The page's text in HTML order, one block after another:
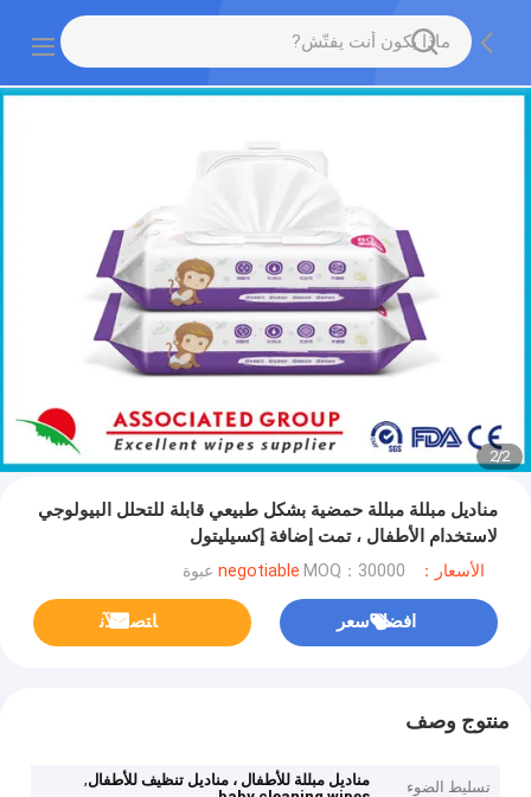
1
/
2
مناديل مبللة مبللة حمضية بشكل طبيعي قابلة للتحلل البيولوجي
لاستخدام الأطفال ، تمت إضافة إكسيليتول
الأسعار：negotiable MOQ：30000 عبوة
افضل سعر ﺎﺘﺼﻟ ﺍﻶﻧ
منتوج وصف
تسليط الضوء مناديل مبللة للأطفال ، مناديل تنظيف للأطفال,